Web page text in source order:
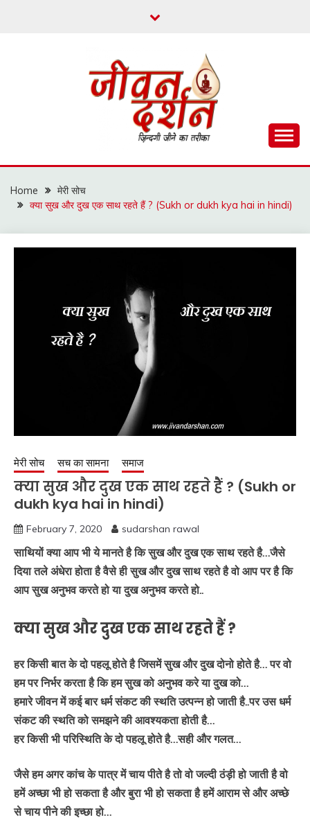
जीवन दर्शन
Home
मेरी सोच
क्या सुख और दुख एक साथ रहते हैं ? (Sukh or dukh kya hai in hindi)
मेरी सोच सच का सामना समाज
क्या सुख और दुख एक साथ रहते हैं ? (Sukh or
dukh kya hai in hindi)
February 7, 2020 sudarshan rawal
साथियों क्या आप भी ये मानते है कि सुख और दुख एक साथ रहते है…जैसे
दिया तले अंधेरा होता है वैसे ही सुख और दुख साथ रहते है वो आप पर है कि
आप सुख अनुभव करते हो या दुख अनुभव करते हो..
क्या सुख और दुख एक साथ रहते हैं ?
हर किसी बात के दो पहलू होते है जिसमें सुख और दुख दोनो होते है… पर वो
हम पर निर्भर करता है कि हम सुख को अनुभव करे या दुख को…
हमारे जीवन में कई बार धर्म संकट की स्थति उत्पन्न हो जाती है..पर उस धर्म
संकट की स्थति को समझने की आवश्यकता होती है…
हर किसी भी परिस्थिति के दो पहलू होते है…सही और गलत…
जैसे हम अगर कांच के पात्र में चाय पीते है तो वो जल्दी ठंड़ी हो जाती है वो
हमें अच्छा भी हो सकता है और बुरा भी हो सकता है हमें आराम से और अच्छे
से चाय पीने की इच्छा हो…